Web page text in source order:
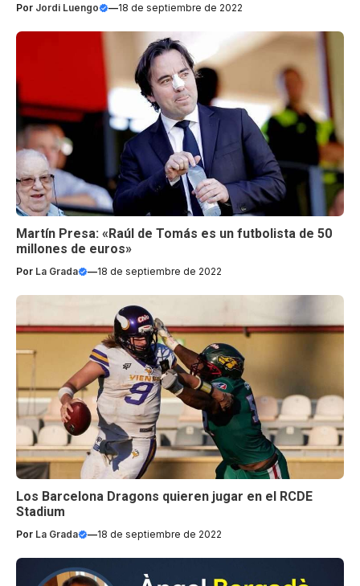
Por Jordi Luengo —18 de septiembre de 2022
Martín Presa: «Raúl de Tomás es un futbolista de 50
millones de euros»
Por La Grada —18 de septiembre de 2022
Los Barcelona Dragons quieren jugar en el RCDE
Stadium
Por La Grada —18 de septiembre de 2022